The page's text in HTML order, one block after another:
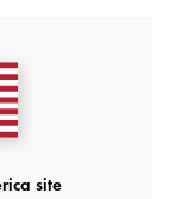
-สีคาราเมล
site